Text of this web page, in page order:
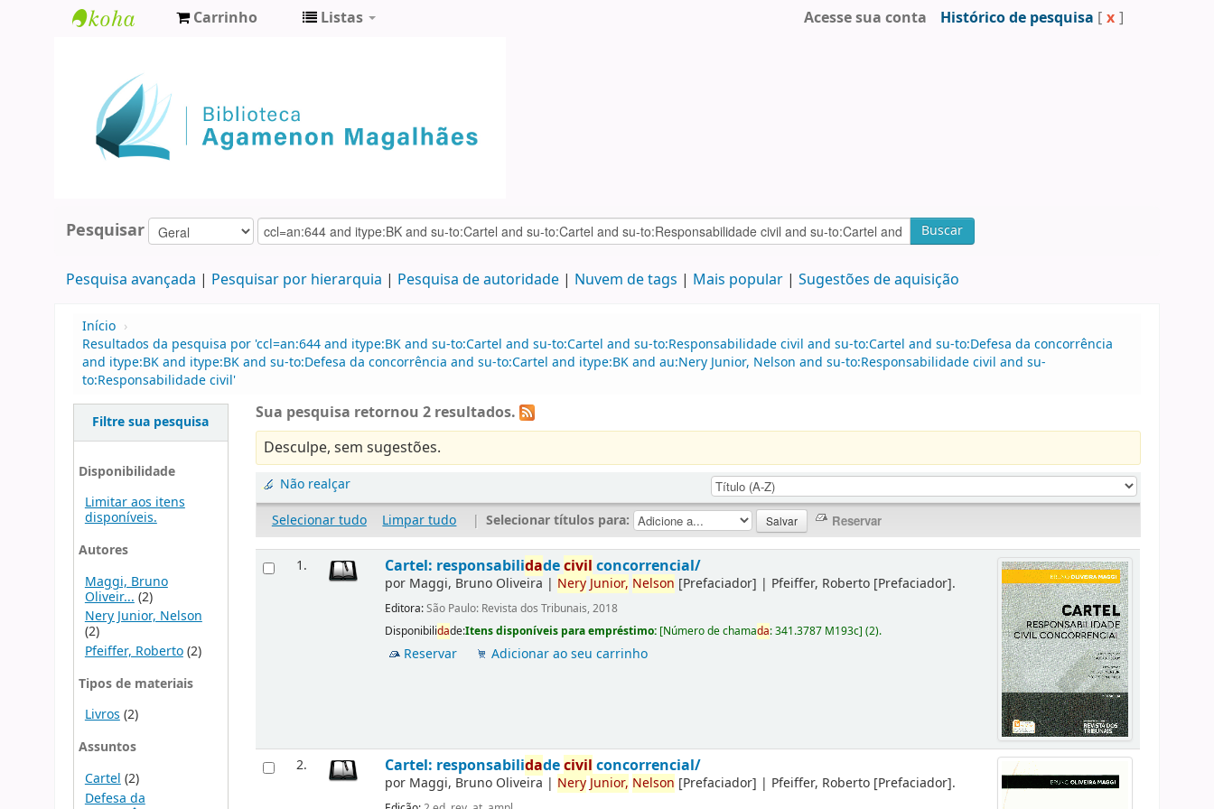
Agamenon
Magalhães
Carrinho Listas Acesse sua conta Histórico de pesquisa [ x ]
Pesquisar Buscar
Pesquisa avançada Pesquisar por hierarquia Pesquisa de autoridade Nuvem de tags Mais popular Sugestões de aquisição
Início ›
Resultados da pesquisa por 'ccl=an:644 and itype:BK and su-to:Cartel and su-to:Cartel and su-to:Responsabilidade civil and su-to:Cartel and su-to:Defesa da concorrência
and itype:BK and itype:BK and su-to:Defesa da concorrência and su-to:Cartel and itype:BK and au:Nery Junior, Nelson and su-to:Responsabilidade civil and su-
to:Responsabilidade civil'
Filtre sua pesquisa
Disponibilidade
Limitar aos itens
disponíveis.
Autores
Maggi, Bruno
Oliveir... (2)
Nery Junior, Nelson
(2)
Pfeiffer, Roberto(2)
Tipos de materiais
Livros(2)
Assuntos
Cartel (2)
Defesa da
Sua pesquisa retornou 2 resultados.
Desculpe, sem sugestões.
Não realçar
Selecionar tudo
Limpar tudo | Selecionar títulos para:
1. Cartel: responsabilidadecivil concorrencial/
por Maggi, Bruno Oliveira | NeryJunior, Nelson [Prefaciador] | Pfeiffer, Roberto [Prefaciador].
Editora:São Paulo: Revista dos Tribunais, 2018
Disponibilidade:Itens disponíveis para empréstimo: [Número de chamada:341.3787 M193c](2).
Reservar Adicionar ao seu carrinho
2. Cartel: responsabilidadecivil concorrencial/
por Maggi, Bruno Oliveira | NeryJunior, Nelson [Prefaciador] | Pfeiffer, Roberto [Prefaciador].